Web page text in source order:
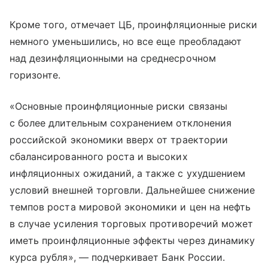
Кроме того, отмечает ЦБ, проинфляционные риски
немного уменьшились, но все еще преобладают
над дезинфляционными на среднесрочном
горизонте.
«Основные проинфляционные риски связаны
с более длительным сохранением отклонения
российской экономики вверх от траектории
сбалансированного роста и высоких
инфляционных ожиданий, а также с ухудшением
условий внешней торговли. Дальнейшее снижение
темпов роста мировой экономики и цен на нефть
в случае усиления торговых противоречий может
иметь проинфляционные эффекты через динамику
курса рубля», — подчеркивает Банк России.